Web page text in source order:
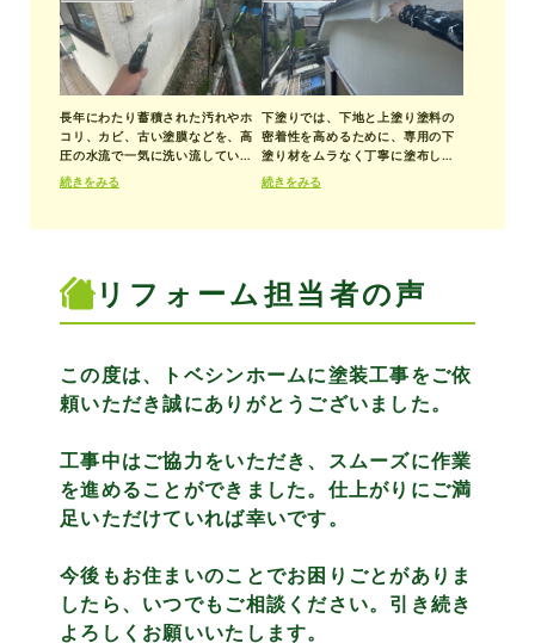
長年にわたり蓄積された汚れやホ
コリ、カビ、古い塗膜などを、高
圧の水流で一気に洗い流していき
ます。洗浄によって表面が清潔な
状態になることで、新しい塗料が
しさと耐久性が格段に向上しま
続きをみる
下塗りでは、下地と上塗り塗料の
密着性を高めるために、専用の下
塗り材をムラなく丁寧に塗布して
いきます。ローラーや刷毛を使っ
て、凹凸のある箇所や細部までし
塗料がしっかりと定着し、長持ち
続きをみる
リフォーム担当者の声
この度は、トベシンホームに塗装工事をご依
頼いただき誠にありがとうございました。
工事中はご協力をいただき、スムーズに作業
を進めることができました。仕上がりにご満
足いただけていれば幸いです。
今後もお住まいのことでお困りごとがありま
したら、いつでもご相談ください。引き続き
よろしくお願いいたします。